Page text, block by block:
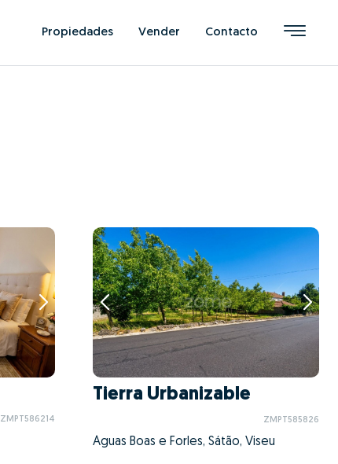
Propiedades Vender Contacto
ZMPT586214
Tierra Urbanizable
ZMPT585826
Águas Boas e Forles, Sátão, Viseu